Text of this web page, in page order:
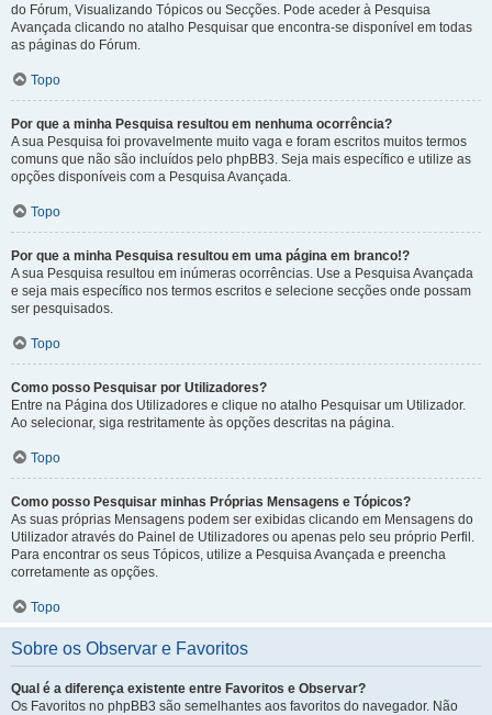
do Fórum, Visualizando Tópicos ou Secções. Pode aceder à Pesquisa
Avançada clicando no atalho Pesquisar que encontra-se disponível em todas
as páginas do Fórum.
Topo
Por que a minha Pesquisa resultou em nenhuma ocorrência?
A sua Pesquisa foi provavelmente muito vaga e foram escritos muitos termos
comuns que não são incluídos pelo phpBB3. Seja mais específico e utilize as
opções disponíveis com a Pesquisa Avançada.
Topo
Por que a minha Pesquisa resultou em uma página em branco!?
A sua Pesquisa resultou em inúmeras ocorrências. Use a Pesquisa Avançada
e seja mais específico nos termos escritos e selecione secções onde possam
ser pesquisados.
Topo
Como posso Pesquisar por Utilizadores?
Entre na Página dos Utilizadores e clique no atalho Pesquisar um Utilizador.
Ao selecionar, siga restritamente às opções descritas na página.
Topo
Como posso Pesquisar minhas Próprias Mensagens e Tópicos?
As suas próprias Mensagens podem ser exibidas clicando em Mensagens do
Utilizador através do Painel de Utilizadores ou apenas pelo seu próprio Perfil.
Para encontrar os seus Tópicos, utilize a Pesquisa Avançada e preencha
corretamente as opções.
Topo
Sobre os Observar e Favoritos
Qual é a diferença existente entre Favoritos e Observar?
Os Favoritos no phpBB3 são semelhantes aos favoritos do navegador. Não